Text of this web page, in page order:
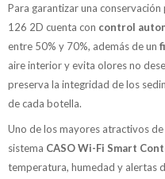
Para garantizar una
126 2D cuenta con control
entre 50% y 70%, además de un
aire interior y evita olores no
preserva la integridad de los
de cada botella.
Uno de los mayores atractivos
sistema CASO Wi-Fi Smart
temperatura, humedad y alertas